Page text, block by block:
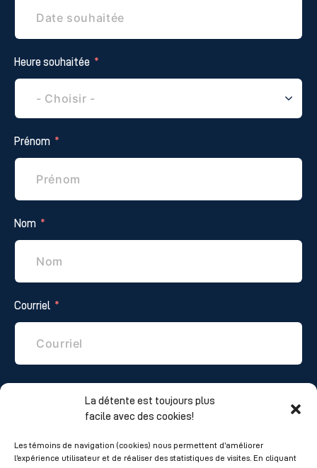
La détente est toujours plus
facile avec des cookies!
Les témoins de navigation (cookies) nous permettent d’améliorer
l’expérience utilisateur et de réaliser des statistiques de visites. En cliquant
Heure souhaitée
Prénom
Nom
Courriel